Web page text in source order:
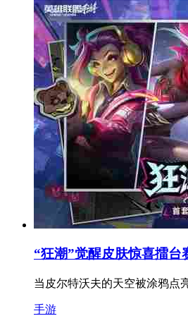
“狂潮”觉醒皮肤惊喜擂台
当皮尔特沃夫的天空被涂鸦点
手游